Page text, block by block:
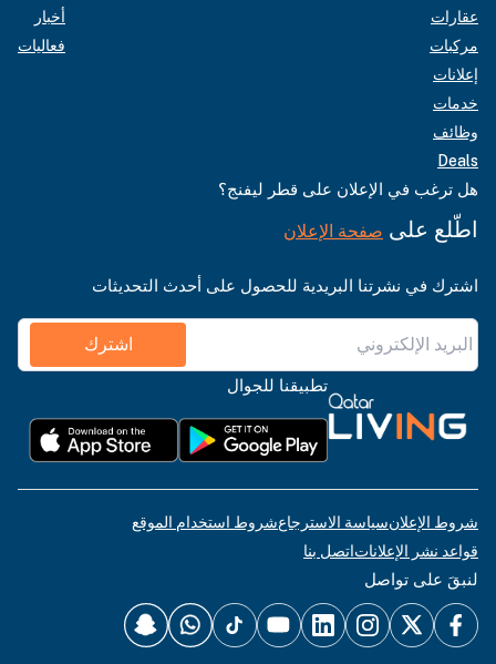
عقارات
مركبات
إعلانات
خدمات
وظائف
Deals
أخبار
فعاليات
هل ترغب في الإعلان على قطر ليفنج؟
اطّلع على صفحة الإعلان
اشترك في نشرتنا البريدية للحصول على أحدث التحديثات
اشترك
تطبيقنا للجوال
شروط الإعلانسياسة الاسترجاعشروط استخدام الموقع
قواعد نشر الإعلاناتاتصل بنا
لنبقَ على تواصل